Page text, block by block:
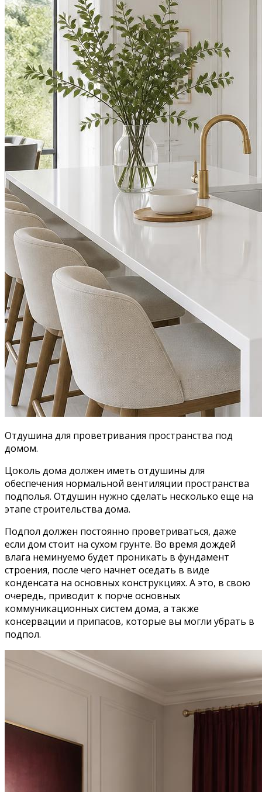
Отдушина для проветривания пространства под
домом.
Цоколь дома должен иметь отдушины для
обеспечения нормальной вентиляции пространства
подполья. Отдушин нужно сделать несколько еще на
этапе строительства дома.
Подпол должен постоянно проветриваться, даже
если дом стоит на сухом грунте. Во время дождей
влага неминуемо будет проникать в фундамент
строения, после чего начнет оседать в виде
конденсата на основных конструкциях. А это, в свою
очередь, приводит к порче основных
коммуникационных систем дома, а также
консервации и припасов, которые вы могли убрать в
подпол.